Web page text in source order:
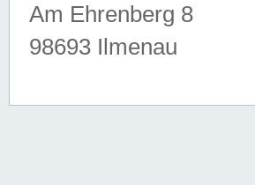
Am Ehrenberg 8
98693 Ilmenau